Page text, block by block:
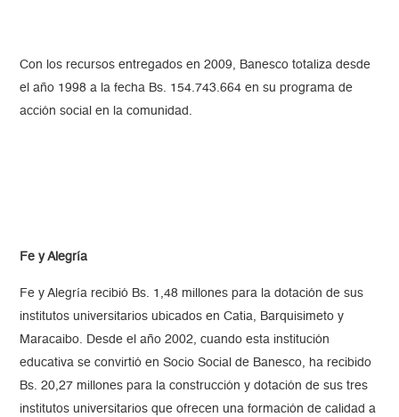
Con los recursos entregados en 2009, Banesco totaliza desde
el año 1998 a la fecha Bs. 154.743.664 en su programa de
acción social en la comunidad.
Fe y Alegría
Fe y Alegría recibió Bs. 1,48 millones para la dotación de sus
institutos universitarios ubicados en Catia, Barquisimeto y
Maracaibo. Desde el año 2002, cuando esta institución
educativa se convirtió en Socio Social de Banesco, ha recibido
Bs. 20,27 millones para la construcción y dotación de sus tres
institutos universitarios que ofrecen una formación de calidad a